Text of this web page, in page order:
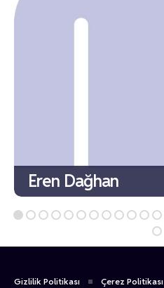
Eren Dağhan
Gizlilik Politikası Çerez Politikası